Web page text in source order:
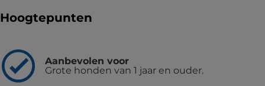
Hoogtepunten
Aanbevolen voor
Grote honden van 1 jaar en ouder.